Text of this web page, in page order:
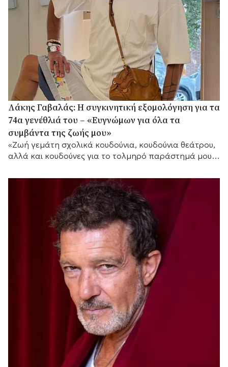
Λάκης Γαβαλάς: Η συγκινητική εξομολόγηση για τα
74α γενέθλιά του – «Ευγνώμων για όλα τα
συμβάντα της ζωής μου»
«Ζωή γεμάτη σχολικά κουδούνια, κουδούνια θεάτρου,
αλλά και κουδούνες για το τολμηρό παράστημά μου»,